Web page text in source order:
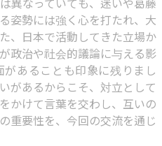
姿勢には強く心を打たれ、大
、日本で活動してきた立場か
政治や社会的議論に与える影
あることも印象に残りまし
があるからこそ、対立として
かけて言葉を交わし、互いの
重要性を、今回の交流を通じ